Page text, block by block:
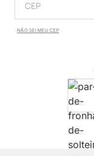
NÃO SEI MEU CEP